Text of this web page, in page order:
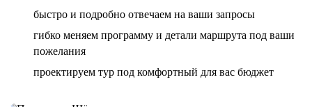
быстро и подробно отвечаем на ваши запросы
гибко меняем программу и детали маршрута под ваши
пожелания
проектируем тур под комфортный для вас бюджет